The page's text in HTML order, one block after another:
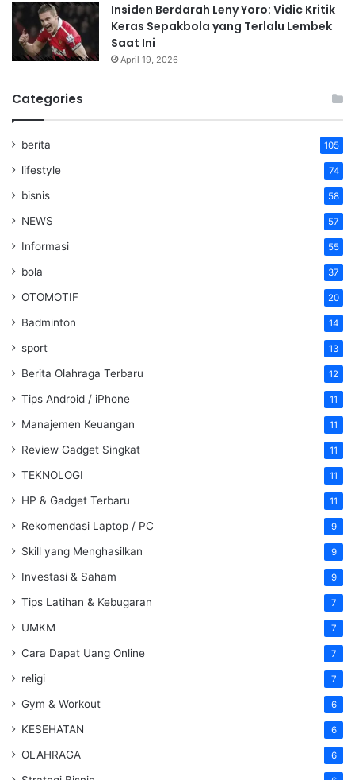
Insiden Berdarah Leny Yoro: Vidic Kritik
Keras Sepakbola yang Terlalu Lembek
Saat Ini
April 19, 2026
Categories
berita 105
lifestyle 74
bisnis 58
NEWS 57
Informasi 55
bola 37
OTOMOTIF 20
Badminton 14
sport 13
Berita Olahraga Terbaru 12
Tips Android / iPhone 11
Manajemen Keuangan 11
Review Gadget Singkat 11
TEKNOLOGI 11
HP & Gadget Terbaru 11
Rekomendasi Laptop / PC 9
Skill yang Menghasilkan 9
Investasi & Saham 9
Tips Latihan & Kebugaran 7
UMKM 7
Cara Dapat Uang Online 7
religi 7
Gym & Workout 6
KESEHATAN 6
OLAHRAGA 6